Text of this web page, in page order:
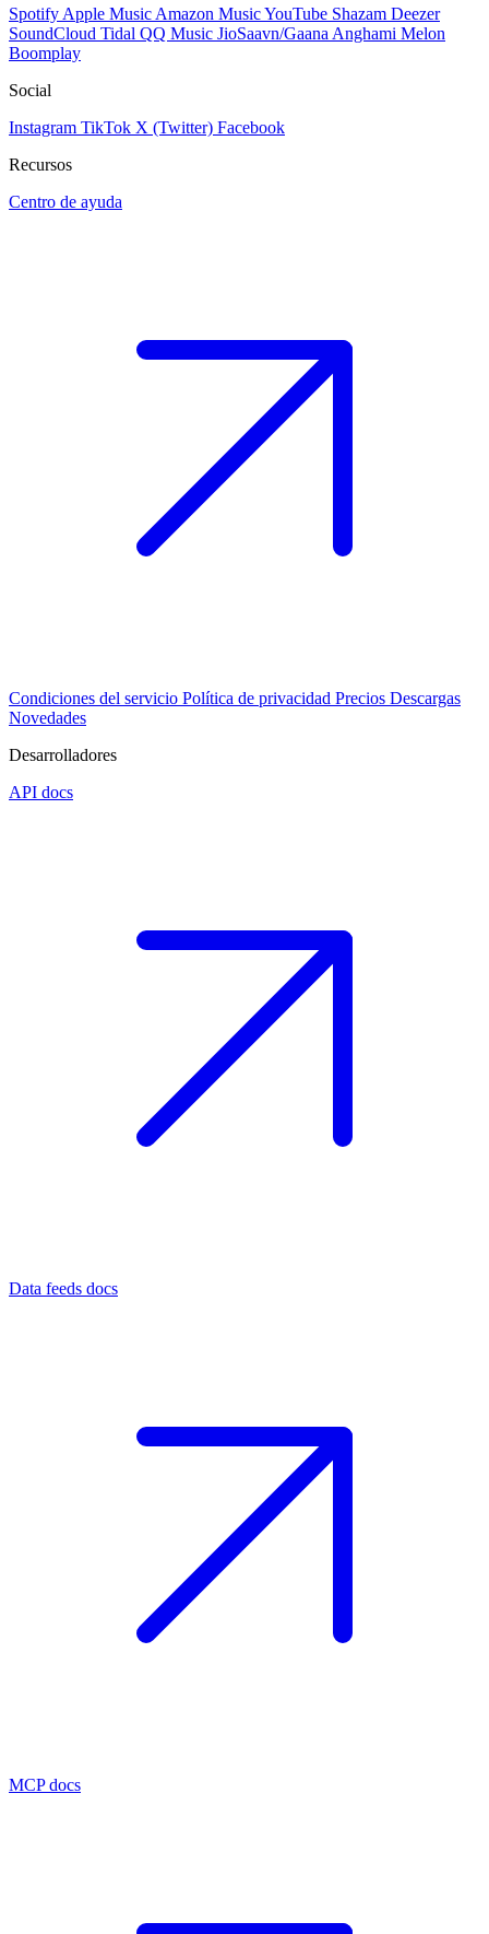
Spotify Apple Music Amazon MusicYouTube Shazam Deezer
SoundCloud Tidal QQ Music JioSaavn/Gaana Anghami Melon
Boomplay
Social
Instagram TikTok X (Twitter) Facebook
Recursos
Centro de ayuda
Condiciones del servicio Política de privacidad Precios Descargas
Novedades
Desarrolladores
API docs
Data feeds docs
MCP docs